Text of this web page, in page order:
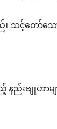
ည်။ သင့်တော်
နည်းဗျူဟာမ